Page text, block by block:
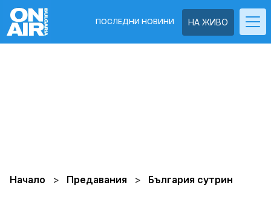
НА ЖИВО
ПОСЛЕДНИ НОВИНИ
Начало Предавания България сутрин